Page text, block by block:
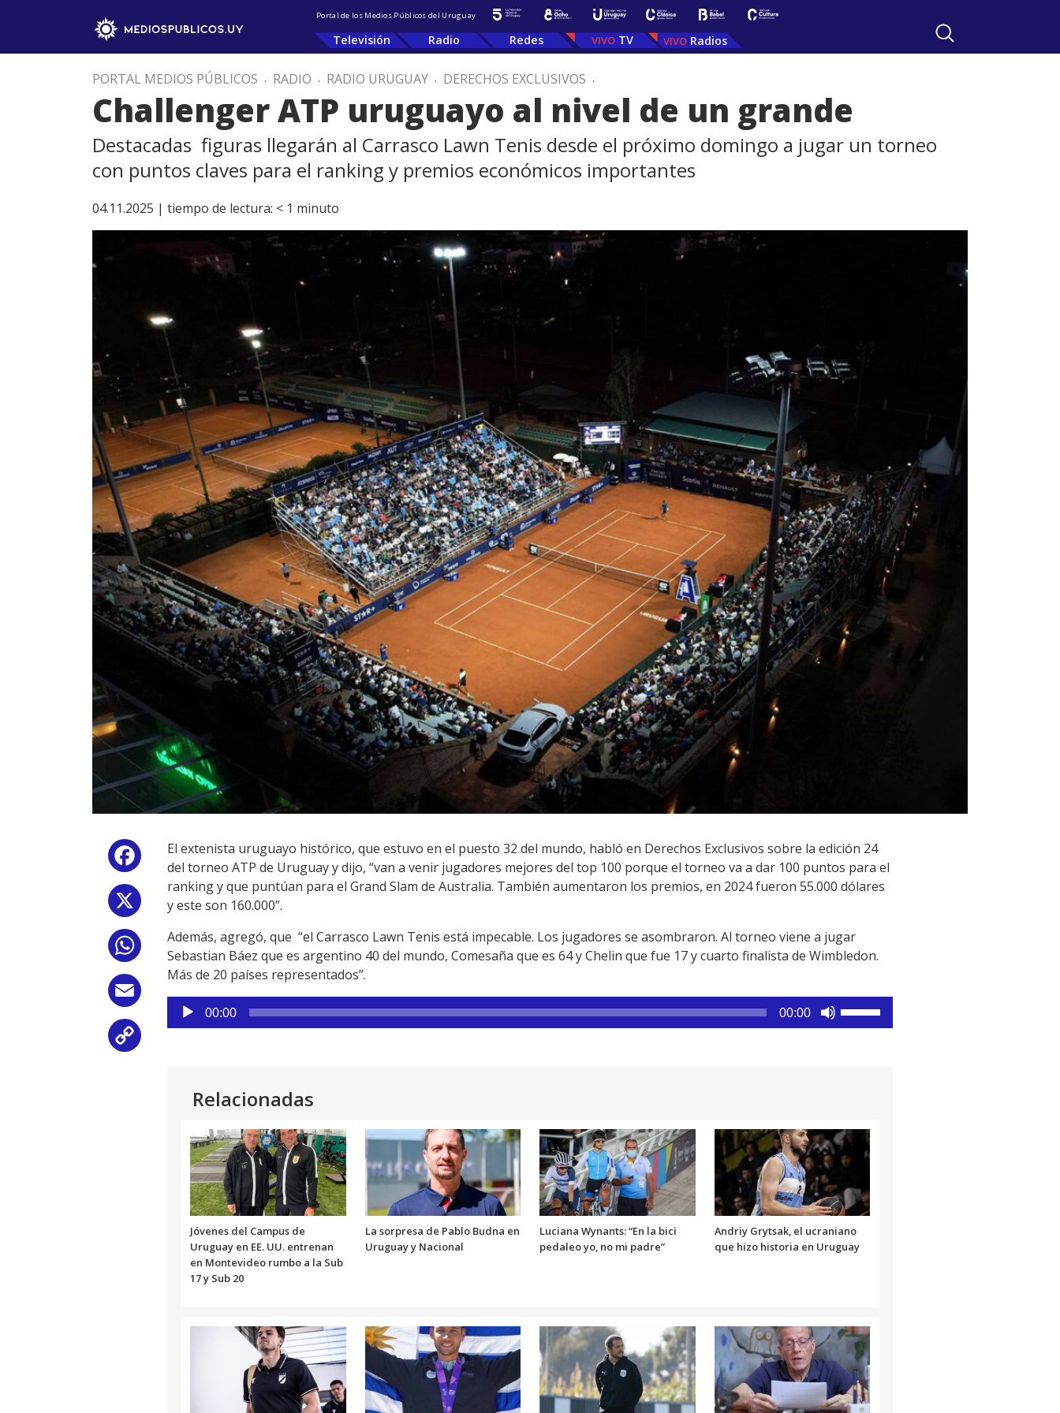
Portal de los Medios Públicos del Uruguay
Televisión Radio Redes TV Radios
PORTAL MEDIOS PÚBLICOS . RADIO . RADIO URUGUAY . DERECHOS EXCLUSIVOS .
Challenger ATP uruguayo al nivel de un grande
Destacadas figuras llegarán al Carrasco Lawn Tenis desde el próximo domingo a jugar un torneo
con puntos claves para el ranking y premios económicos importantes
04.11.2025 | tiempo de lectura: < 1 minuto
Facebook
WhatsApp
Email
El extenista uruguayo histórico, que estuvo en el puesto 32 del mundo, habló en Derechos Exclusivos sobre la edición 24
del torneo ATP de Uruguay y dijo, “van a venir jugadores mejores del top 100 porque el torneo va a dar 100 puntos para el
ranking y que puntúan para el Grand Slam de Australia. También aumentaron los premios, en 2024 fueron 55.000 dólares
y este son 160.000”.
Además, agregó, que “el Carrasco Lawn Tenis está impecable. Los jugadores se asombraron. Al torneo viene a jugar
Sebastian Báez que es argentino 40 del mundo, Comesaña que es 64 y Chelin que fue 17 y cuarto finalista de Wimbledon.
Más de 20 países representados”.
Reproductor
de
00:00 00:00
aumentar
o
el
volumen.
Relacionadas
Jóvenes del Campus de
Uruguay en EE. UU. entrenan
en Montevideo rumbo a la Sub
17 y Sub 20
La sorpresa de Pablo Budna en
Uruguay y Nacional
Luciana Wynants: “En la bici
pedaleo yo, no mi padre”
Andriy Grytsak, el ucraniano
que hizo historia en Uruguay